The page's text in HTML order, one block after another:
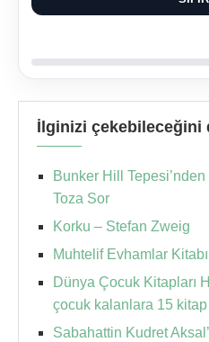
İlginizi çekebileceğini
Bunker Hill
Toza Sor
Korku – Stefan Zweig
Muhtelif Evhamlar Kitabı
Dünya Çocuk Kitapları
çocuk kalanlara 15
Sabahattin Kudret